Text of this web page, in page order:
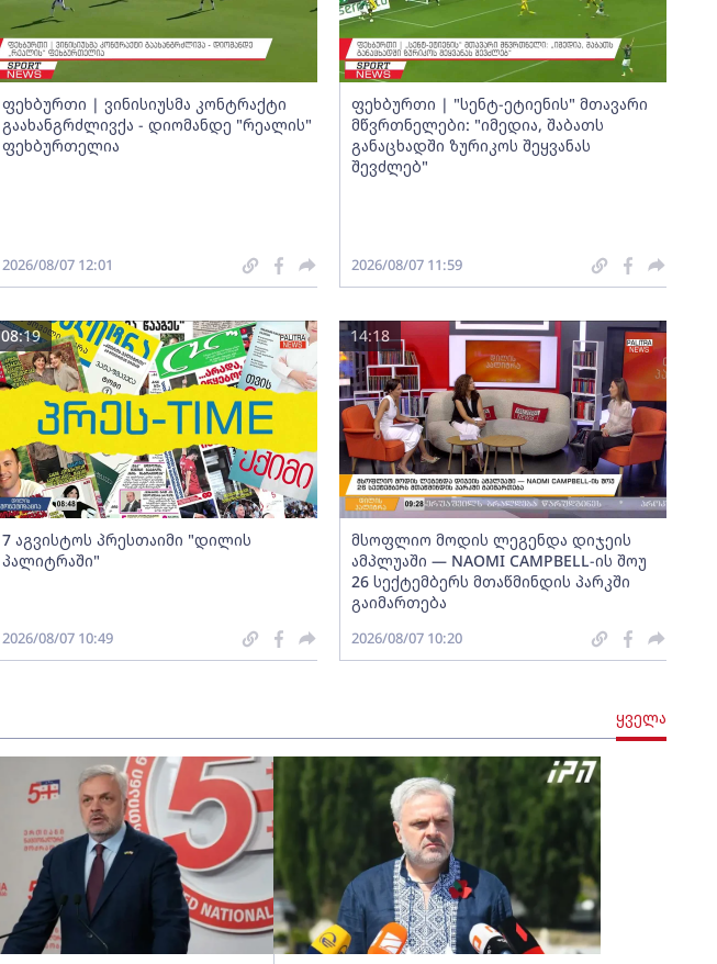
ფეხბურთი | ვინისიუსმა კონტრაქტი
გაახანგრძლივქა - დიომანდე "რეალის"
ფეხბურთელია
2026/08/07 12:01
ფეხბურთი | "სენტ-ეტიენის" მთავარი
მწვრთნელები: "იმედია, შაბათს
განაცხადში ზურიკოს შეყვანას
შევძლებ"
2026/08/07 11:59
7 აგვისტოს პრესთაიმი "დილის
პალიტრაში"
08:19
2026/08/07 10:49
მსოფლიო მოდის ლეგენდა დიჯეის
ამპლუაში — NAOMI CAMPBELL-ის შოუ
26 სექტემბერს მთაწმინდის პარკში
გაიმართება
14:18
2026/08/07 10:20
ყველა